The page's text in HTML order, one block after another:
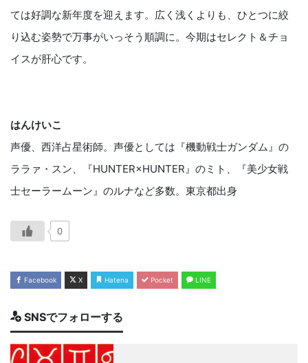
ては好調な新年度を迎えます。広く浅くよりも、ひとつに絞
り込む姿勢で万事がいっそう順調に。今期はセレクト＆チョ
イスが肝心です。
はんけいこ
声優、西洋占星術師。声優としては『機動戦士ガンダム』の
ララァ・スン、『HUNTER×HUNTER』のミト、『美少女戦
士セーラームーン』のルナなど多数。東京都出身
0
Facebook X Hatena Pocket LINE
SNSでフォローする